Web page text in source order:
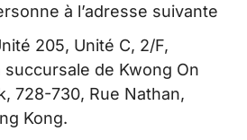
à l’adresse suivante
205, Unité C, 2/F,
succursale de Kwong On
728-730, Rue Nathan,
Kong.